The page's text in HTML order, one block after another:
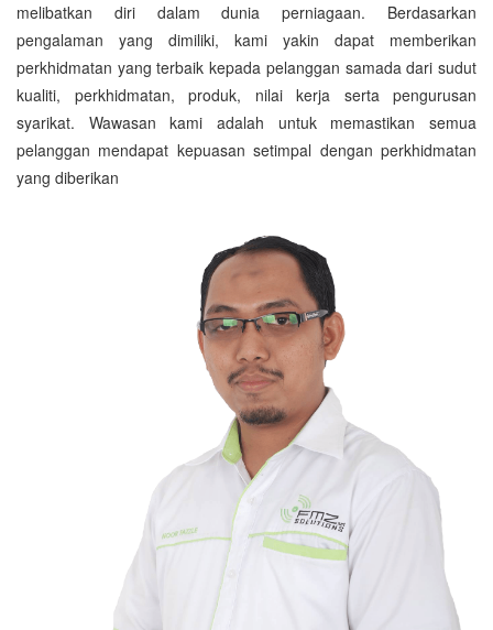
melibatkan diri dalam dunia perniagaan. Berdasarkan
pengalaman yang dimiliki, kami yakin dapat memberikan
perkhidmatan yang terbaik kepada pelanggan samada dari sudut
kualiti, perkhidmatan, produk, nilai kerja serta pengurusan
syarikat. Wawasan kami adalah untuk memastikan semua
pelanggan mendapat kepuasan setimpal dengan perkhidmatan
yang diberikan